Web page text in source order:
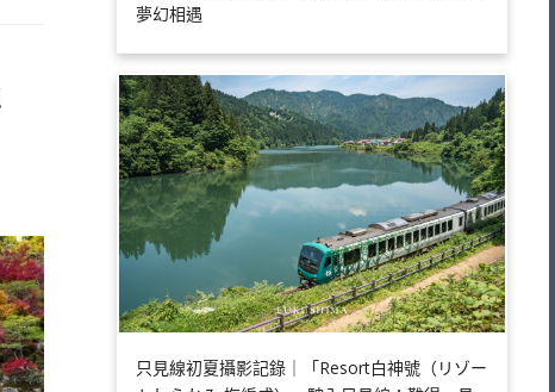
夢幻相遇
只見線初夏攝影記錄｜「Resort白神號（リゾー